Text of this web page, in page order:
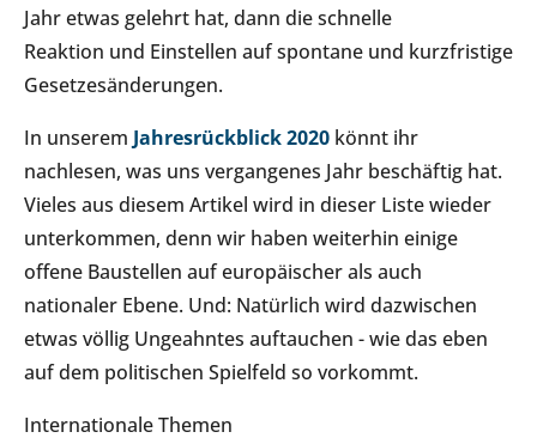
Jahr etwas gelehrt hat, dann die schnelle
Reaktion und ​Einstellen auf spontane und kurzfristige
Gesetzesänderungen.
In unserem Jahresrückblick 2020 könnt ihr
nachlesen, was uns vergangenes Jahr beschäftig hat.
Vieles aus diesem Artikel wird in dieser Liste wieder
unterkommen, denn wir haben weiterhin einige
offene Baustellen auf europäischer als auch
nationaler Ebene. Und: Natürlich wird dazwischen
etwas völlig Ungeahntes auftauchen - wie das eben
auf dem politischen Spielfeld so vorkommt.
Internationale Themen